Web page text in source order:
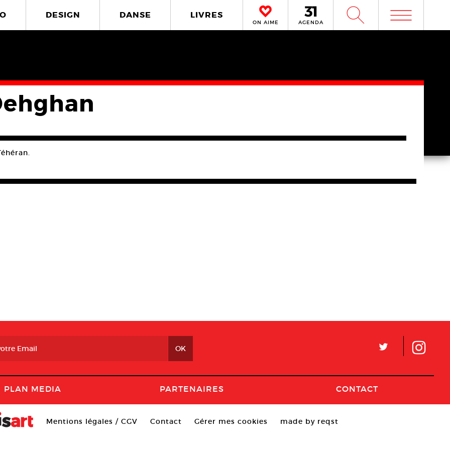
DESIGN DANSE LIVRES
ON AIME AGENDA W m
L
PLAN MEDIA PARTENAIRES CONTACT
Mentions légales / CGV Contact Gérer mes cookies made by reqst